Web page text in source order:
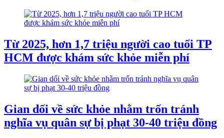
Từ 2025, hơn 1,7 triệu người cao tuổi TP
HCM được khám sức khỏe miễn phí
Gian dối về sức khỏe nhằm trốn tránh
nghĩa vụ quân sự bị phạt 30-40 triệu đồng